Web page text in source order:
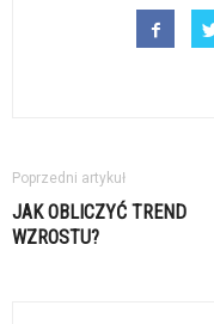
Poprzedni artykuł
JAK OBLICZYĆ TREND
WZROSTU?